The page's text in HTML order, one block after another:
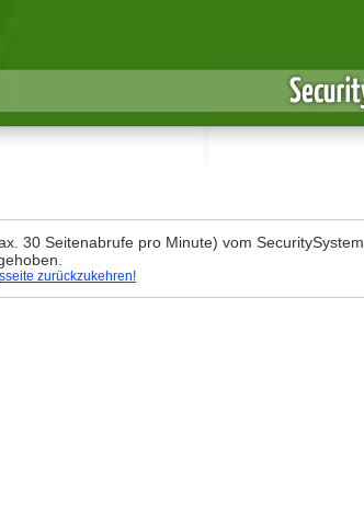
30 Seitenabrufe pro Minute) vom SecuritySystem
zurückzukehren!